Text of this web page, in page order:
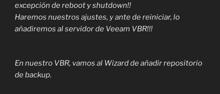
excepción de reboot y shutdown!!
Haremos nuestros ajustes, y ante de reiniciar, lo
añadiremos al servidor de Veeam VBR!!!
En nuestro VBR, vamos al Wizard de añadir repositorio
de backup.